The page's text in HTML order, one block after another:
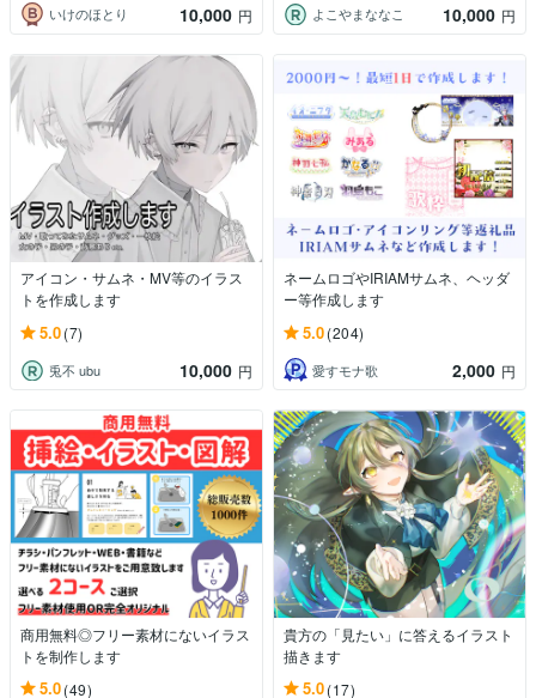
いけのほとり 10,000 円 よこやまななこ 10,000 円
アイコン・サムネ・MV等のイラス
トを作成します
5.0(7)
兎不 ubu 10,000 円
ネームロゴやIRIAMサムネ、ヘッダ
ー等作成します
5.0(204)
愛すモナ歌 2,000 円
商用無料◎フリー素材にないイラス
トを制作します
5.0(49)
貴方の「見たい」に答えるイラスト
描きます
5.0(17)